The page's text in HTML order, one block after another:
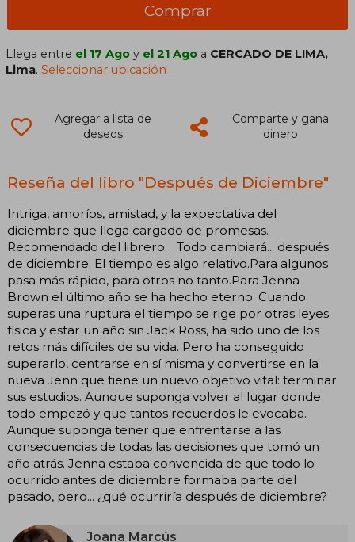
Comprar
Llega entre el 17 Ago y el 21 Ago a CERCADO DE LIMA,
Lima.Seleccionar ubicación
Agregar a lista de
deseos
Comparte y gana
dinero
Reseña del libro "Después de Diciembre"
Intriga, amoríos, amistad, y la expectativa del
diciembre que llega cargado de promesas.
Recomendado del librero. Todo cambiará... después
de diciembre. El tiempo es algo relativo.Para algunos
pasa más rápido, para otros no tanto.Para Jenna
Brown el último año se ha hecho eterno. Cuando
superas una ruptura el tiempo se rige por otras leyes
física y estar un año sin Jack Ross, ha sido uno de los
retos más difíciles de su vida. Pero ha conseguido
superarlo, centrarse en sí misma y convertirse en la
nueva Jenn que tiene un nuevo objetivo vital: terminar
sus estudios. Aunque suponga volver al lugar donde
todo empezó y que tantos recuerdos le evocaba.
Aunque suponga tener que enfrentarse a las
consecuencias de todas las decisiones que tomó un
año atrás. Jenna estaba convencida de que todo lo
ocurrido antes de diciembre formaba parte del
pasado, pero... ¿qué ocurriría después de diciembre?
Joana Marcús